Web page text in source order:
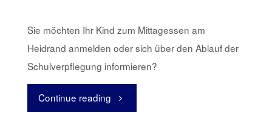
Sie möchten Ihr Kind zum Mittagessen am
Heidrand anmelden oder sich über den Ablauf der
Schulverpflegung informieren?
Continue reading "Informationen